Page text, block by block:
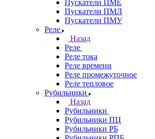
Пускатели ПМЕ
Пускатели ПМЛ
Пускатели ПМУ
Реле
Назад
Реле
Реле тока
Реле времени
Реле промежуточное
Реле тепловое
Рубильники
Назад
Рубильники
Рубильники ПЦ
Рубильники РБ